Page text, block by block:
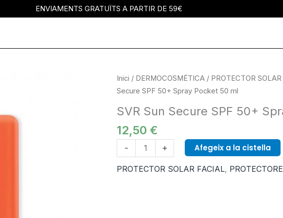
ENVIAMENTS GRATUÏTS A PARTIR DE 59€
Inici / DERMOCOSMÉTICA / PROTECTOR
Secure SPF 50+ Spray Pocket 50 ml
SVR Sun Secure SPF 50+
12,50 €
-
quantitat
de
Sun
Secure
SPF
Spray
+ Afegeix a la cistella
PROTECTOR SOLAR FACIAL,